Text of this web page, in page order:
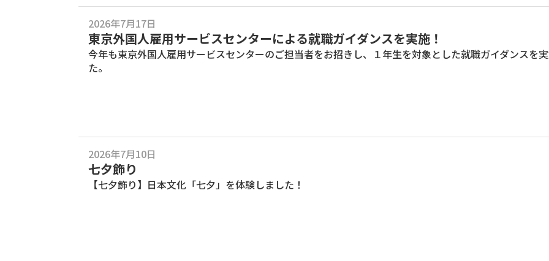
2026年7月17日
東京外国人雇用サービスセンターによる就職ガイダンスを実施！
今年も東京外国人雇用サービスセンターのご担当者をお招きし、１年生を対象とした就職ガイダンスを
た。
2026年7月10日
七夕飾り
【七夕飾り】日本文化「七夕」を体験しました！